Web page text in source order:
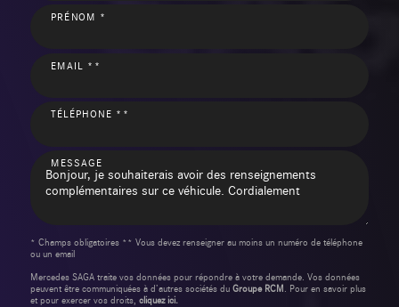
PRÉNOM *
EMAIL **
TÉLÉPHONE **
MESSAGE
* Champs obligatoires ** Vous devez renseigner au moins un numéro de téléphone
ou un email
Mercedes SAGA traite vos données pour répondre à votre demande. Vos données
peuvent être communiquées à d’autres sociétés du Groupe RCM . Pour en savoir plus
et pour exercer vos droits, cliquez ici.